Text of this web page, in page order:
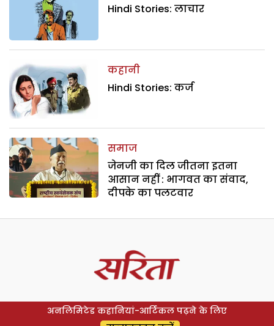
Hindi Stories: लाचार
कहानी
Hindi Stories: कर्ज
समाज
जेनजी का दिल जीतना इतना
आसान नहीं : भागवत का संवाद,
दीपके का पलटवार
अनलिमिटेड कहानियां-आर्टिकल पढ़ने के लिए